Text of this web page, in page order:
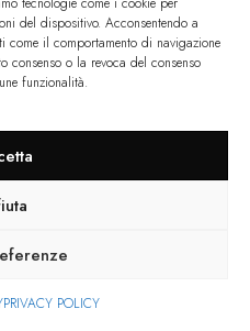
del dispositivo. Acconsentendo a
come il comportamento di navigazione
consenso o la revoca del consenso
funzionalità.
PRIVACY POLICY